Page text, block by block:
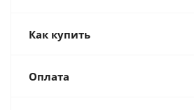
Как купить
Оплата